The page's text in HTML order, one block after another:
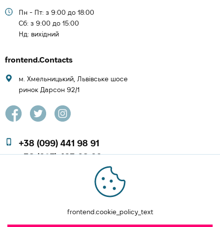
Пн - Пт: з 9:00 до 18:00
Cб: з 9:00 до 15:00
Нд: вихідний
frontend.Contacts
м. Хмельницький, Львівське шосе
ринок Дарсон 92/1
+38 (099) 441 98 91
+38 (097) 423 08 00
zachesa86@gmail.com
frontend.cookie_policy_text